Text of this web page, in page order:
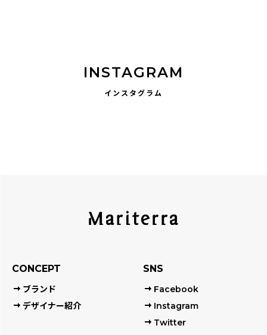
INSTAGRAM
インスタグラム
CONCEPT
ブランド
デザイナー紹介
SNS
Facebook
Instagram
Twitter